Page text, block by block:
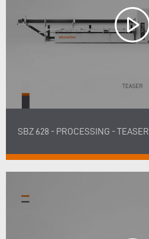
SBZ 628 - PROCESSING - TEASER